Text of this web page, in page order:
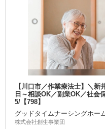
【川口市／作業療法士】＼
日～相談OK／副業OK／社会
5/【798】
グッドタイムナーシングホー
株式会社創生事業団